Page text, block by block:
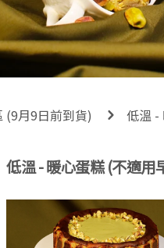
(9月9日前到貨) 低溫 -
低溫 - 暖心蛋糕 (不適用